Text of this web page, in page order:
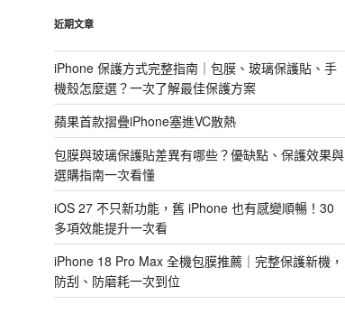
字:
近期文章
iPhone 保護方式完整指南｜包膜、玻璃保護貼、手
機殼怎麼選？一次了解最佳保護方案
蘋果首款摺疊iPhone塞進VC散熱
包膜與玻璃保護貼差異有哪些？優缺點、保護效果與
選購指南一次看懂
iOS 27 不只新功能，舊 iPhone 也有感變順暢！30
多項效能提升一次看
iPhone 18 Pro Max 全機包膜推薦｜完整保護新機，
防刮、防磨耗一次到位